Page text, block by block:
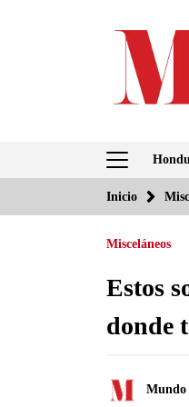
Inicio
Misceláneos
Estos
donde
Mundo